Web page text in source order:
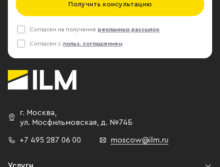
Получить консультацию
Согласен на получение рекламных рассылок
Согласен с польз. соглашением
г. Москва,
ул. Мосфильмовская, д. №74Б
+7 495 287 06 00 moscow@ilm.ru